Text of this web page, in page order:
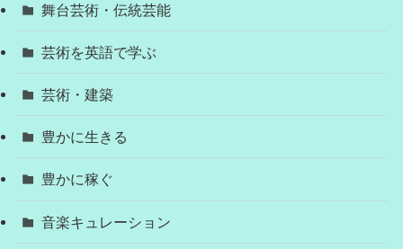
舞台芸術・伝統芸能
芸術を英語で学ぶ
芸術・建築
豊かに生きる
豊かに稼ぐ
音楽キュレーション